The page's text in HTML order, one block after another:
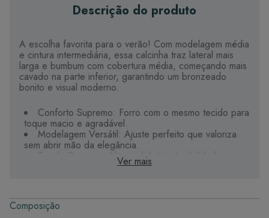
Descrição do produto
A escolha favorita para o verão! Com modelagem média
e cintura intermediária, essa calcinha traz lateral mais
larga e bumbum com cobertura média, começando mais
cavado na parte inferior, garantindo um bronzeado
bonito e visual moderno.
Conforto Supremo: Forro com o mesmo tecido para
toque macio e agradável.
Modelagem Versátil: Ajuste perfeito que valoriza
sem abrir mão da elegância.
Tecido Premium: Alta qualidade, durabilidade e
Sua aliada para curtir o verão com estilo e liberdade.
Ver mais
Composição